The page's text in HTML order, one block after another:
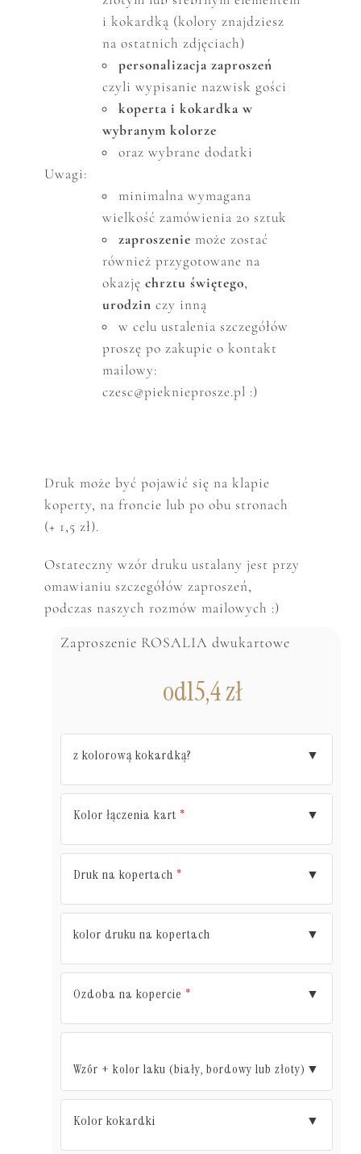
i kokardką (kolory znajdziesz
na ostatnich zdjęciach)
personalizacja zaproszeń
czyli wypisanie nazwisk gości
koperta i kokardka w
wybranym kolorze
oraz wybrane dodatki
Uwagi:
minimalna wymagana
wielkość zamówienia 20 sztuk
zaproszenie może zostać
również przygotowane na
okazję chrztu świętego,
urodzin czy inną
w celu ustalenia szczegółów
proszę po zakupie o kontakt
mailowy:
czesc@pieknieprosze.pl :)
Druk może być pojawić się na klapie
koperty, na froncie lub po obu stronach
(+ 1,5 zł).
Ostateczny wzór druku ustalany jest przy
omawianiu szczegółów zaproszeń,
podczas naszych rozmów mailowych :)
Zaproszenie ROSALIA dwukartowe
od15,4zł
z kolorową kokardką? ▼
Kolor łączenia kart * ▼
Druk na kopertach * ▼
kolor druku na kopertach ▼
Ozdoba na kopercie * ▼
Wzór + kolor laku (biały, bordowy lub złoty) ▼
Kolor kokardki ▼